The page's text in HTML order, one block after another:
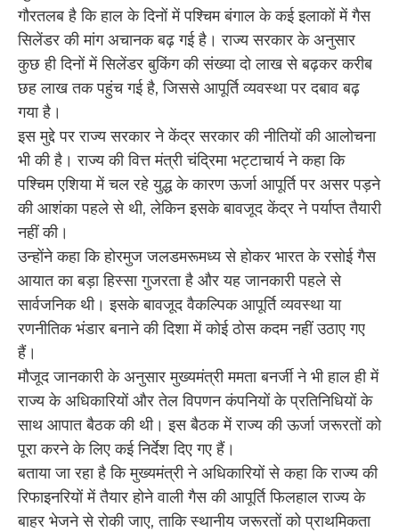
गौरतलब है कि हाल के दिनों में पश्चिम बंगाल के कई इलाकों में गैस
सिलेंडर की मांग अचानक बढ़ गई है। राज्य सरकार के अनुसार
कुछ ही दिनों में सिलेंडर बुकिंग की संख्या दो लाख से बढ़कर करीब
छह लाख तक पहुंच गई है, जिससे आपूर्ति व्यवस्था पर दबाव बढ़
गया है।
इस मुद्दे पर राज्य सरकार ने केंद्र सरकार की नीतियों की आलोचना
भी की है। राज्य की वित्त मंत्री चंद्रिमा भट्टाचार्य ने कहा कि
पश्चिम एशिया में चल रहे युद्ध के कारण ऊर्जा आपूर्ति पर असर पड़ने
की आशंका पहले से थी, लेकिन इसके बावजूद केंद्र ने पर्याप्त तैयारी
नहीं की।
उन्होंने कहा कि होरमुज जलडमरूमध्य से होकर भारत के रसोई गैस
आयात का बड़ा हिस्सा गुजरता है और यह जानकारी पहले से
सार्वजनिक थी। इसके बावजूद वैकल्पिक आपूर्ति व्यवस्था या
रणनीतिक भंडार बनाने की दिशा में कोई ठोस कदम नहीं उठाए गए
हैं।
मौजूद जानकारी के अनुसार मुख्यमंत्री ममता बनर्जी ने भी हाल ही में
राज्य के अधिकारियों और तेल विपणन कंपनियों के प्रतिनिधियों के
साथ आपात बैठक की थी। इस बैठक में राज्य की ऊर्जा जरूरतों को
पूरा करने के लिए कई निर्देश दिए गए हैं।
बताया जा रहा है कि मुख्यमंत्री ने अधिकारियों से कहा कि राज्य की
रिफाइनरियों में तैयार होने वाली गैस की आपूर्ति फिलहाल राज्य के
बाहर भेजने से रोकी जाए, ताकि स्थानीय जरूरतों को प्राथमिकता